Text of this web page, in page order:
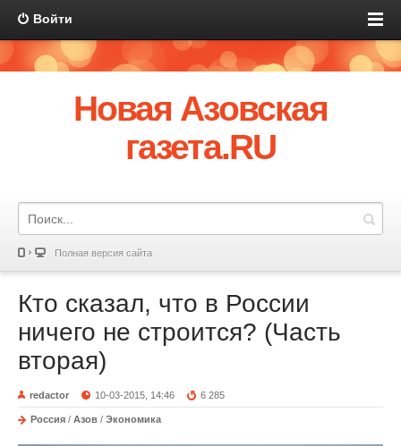
Войти
Новая Азовская
газета.RU
Полная версия сайта
Кто сказал, что в России
ничего не строится? (Часть
вторая)
redactor 10-03-2015, 14:46 6 285
Россия / Азов / Экономика